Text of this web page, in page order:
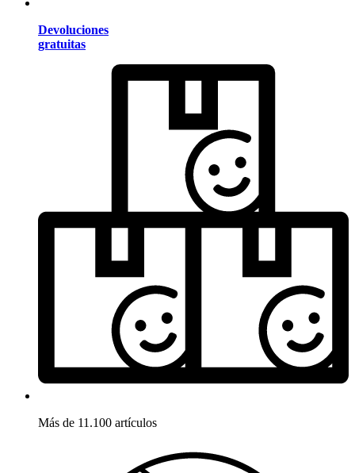
Devoluciones
gratuitas
Más de 11.100 artículos